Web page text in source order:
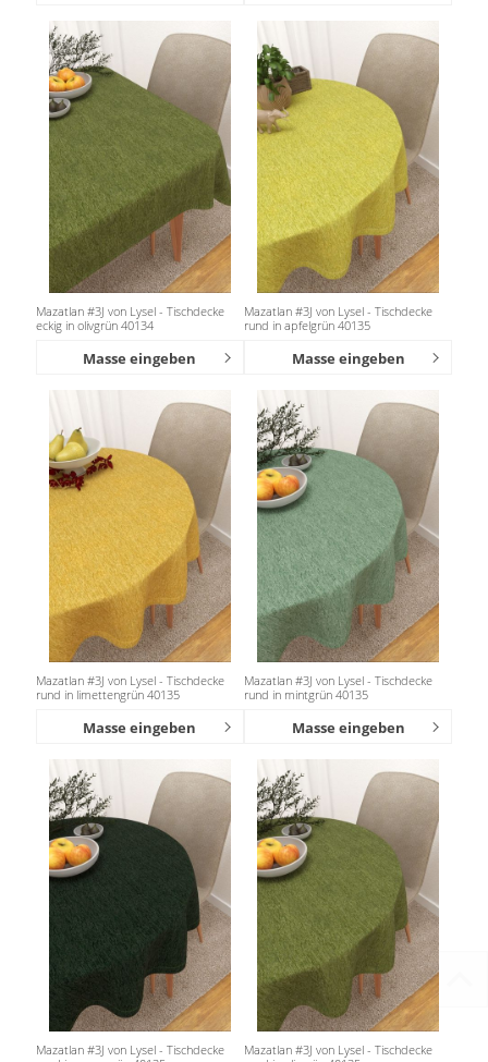
Mazatlan #3J von Lysel - Tischdecke
eckig in olivgrün 40134
Masse eingeben
Mazatlan #3J von Lysel - Tischdecke
rund in apfelgrün 40135
Masse eingeben
Mazatlan #3J von Lysel - Tischdecke
rund in limettengrün 40135
Masse eingeben
Mazatlan #3J von Lysel - Tischdecke
rund in mintgrün 40135
Masse eingeben
Mazatlan #3J von Lysel - Tischdecke
Mazatlan #3J von Lysel - Tischdecke